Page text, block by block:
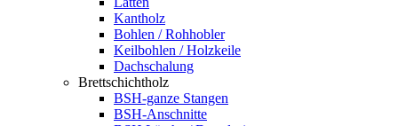
Kantholz
Bohlen / Rohhobler
Keilbohlen / Holzkeile
Dachschalung
Brettschichtholz
BSH-ganze Stangen
BSH-Anschnitte